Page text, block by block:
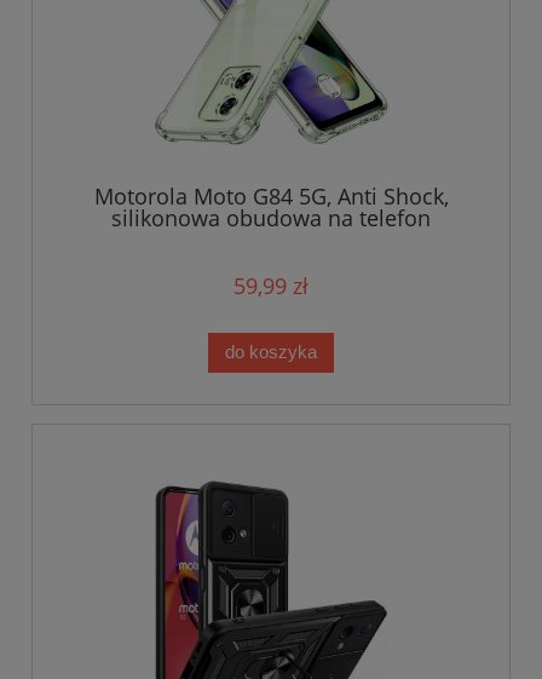
Motorola Moto G84 5G, Anti Shock,
silikonowa obudowa na telefon
59,99 zł
do koszyka